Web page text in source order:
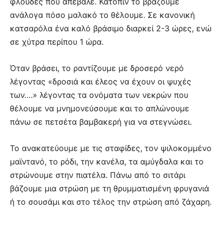
ανάλογα πόσο μαλακό το θέλουμε. Σε κανονική
κατσαρόλα ένα καλό βράσιμο διαρκεί 2-3 ώρες, ενώ
σε χύτρα περίπου 1 ώρα.
Όταν βράσει, το ραντίζουμε με δροσερό νερό
λέγοντας «δροσιά και έλεος να έχουν οι ψυχές
των….» λέγοντας τα ονόματα των νεκρών που
θέλουμε να μνημονεύσουμε και το απλώνουμε
πάνω σε πετσέτα βαμβακερή για να στεγνώσει.
Το ανακατεύουμε με τις σταφίδες, τον ψιλοκομμένο
μαϊντανό, το ρόδι, την κανέλα, τα αμύγδαλα και το
στρώνουμε στην πιατέλα. Πάνω από το σιτάρι
βάζουμε μια στρώση με τη θρυμματισμένη φρυγανιά
ή το σουσάμι και στο τέλος την στρώση από ζάχαρη.